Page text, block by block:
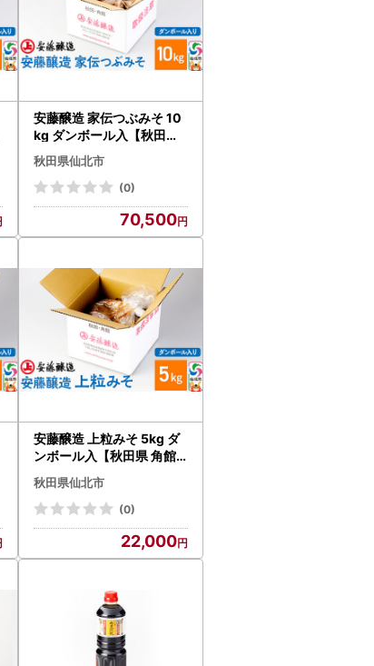
安藤醸造 家伝つぶみそ 10
kg ダンボール入【秋田県
角館】
秋田県仙北市
(0)
70,500
安藤醸造 上粒みそ 5kg ダ
ンボール入【秋田県 角館
秋田県仙北市
(0)
22,000